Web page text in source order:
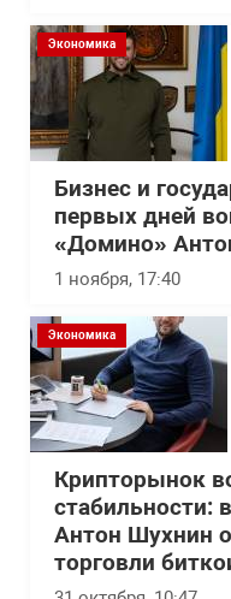
Экономика
Бизнес и
первых дней
«Домино»
1 ноября, 17:40
Экономика
Крипторынок
стабильности:
Антон Шухнин
торговли